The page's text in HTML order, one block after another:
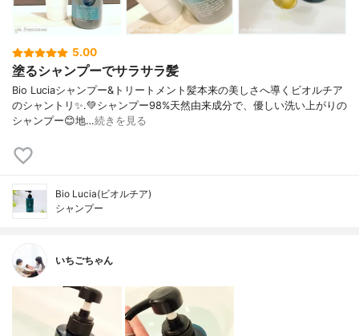
5.00
塗るシャンプーでサラサラ髪
Bio Luciaシャンプー&トリートメント⁡髪本来の美しさへ導くビオルチア
のシャントリ✨⁡.💚シャンプー98%天然由来成分で、優しい洗い上がりの
シャンプー😊地…続きを見る
Bio Lucia(ビオルチア)
シャンプー
いちごちゃん